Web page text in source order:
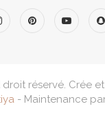
droit réservé. Crée
- Maintenance